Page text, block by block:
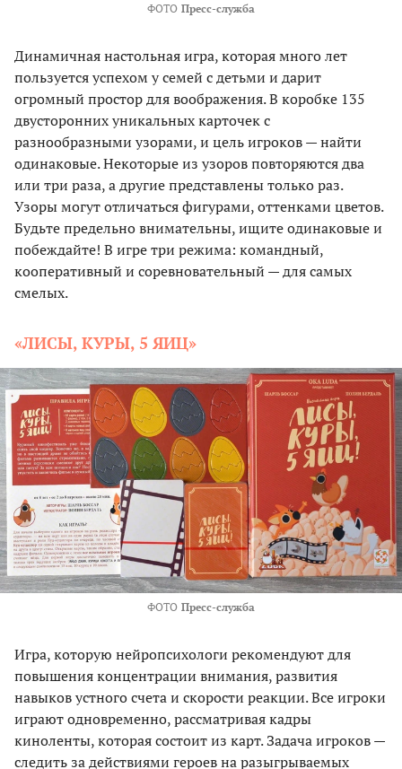
ФОТО Пресс-служба
Динамичная настольная игра, которая много лет
пользуется успехом у семей с детьми и дарит
огромный простор для воображения. В коробке 135
двусторонних уникальных карточек с
разнообразными узорами, и цель игроков — найти
одинаковые. Некоторые из узоров повторяются два
или три раза, а другие представлены только раз.
Узоры могут отличаться фигурами, оттенками цветов.
Будьте предельно внимательны, ищите одинаковые и
побеждайте! В игре три режима: командный,
кооперативный и соревновательный — для самых
смелых.
«ЛИСЫ, КУРЫ, 5 ЯИЦ»
ФОТО Пресс-служба
Игра, которую нейропсихологи рекомендуют для
повышения концентрации внимания, развития
навыков устного счета и скорости реакции. Все игроки
играют одновременно, рассматривая кадры
киноленты, которая состоит из карт. Задача игроков —
следить за действиями героев на разыгрываемых